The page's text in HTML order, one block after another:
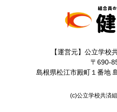
【運営元】公立学校
〒690-
島根県松江市殿町１番地
(c)公立学校共済